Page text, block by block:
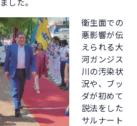
した。
衛生面での
悪影響が伝
えられる大
河ガンジス
川の汚染状
況や、ブッ
ダが初めて
説法をした
サルナート